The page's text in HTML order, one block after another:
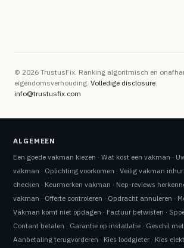
© 2026 TrustusFix. Ranking algoritmisch en
eigendomsverhouding. Volledige disclosure.
info@trustusfix.com
ALGEMEEN
Een goede vakman kiezen ·Wat kost een vakman ·
vakman · Oplichting voorkomen ·Veilig vakman
checken · Keurmerken vakman · Nep-reviews
vakman · Offerte controleren · Opdracht annuleren ·
Vakman komt niet opdagen · Factuur betwisten ·
Contant betalen · Garantie op installatie · Geschil
Aanbetaling terugvorderen · Kies loodgieter · Kies